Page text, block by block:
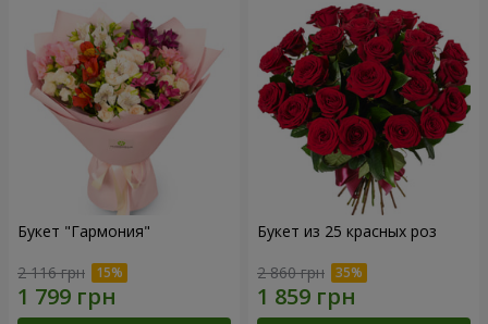
Букет "Гармония"
2 116 грн
Букет из 25 красных роз
2 860 грн